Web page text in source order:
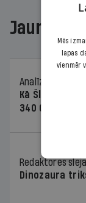
Analīze
Kā Šlesera
340 000 vērtu
Redaktores
Dinozaura
Mēs
lapas
vienmēr